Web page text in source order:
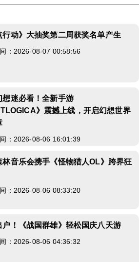
行动》大抽奖第二周获奖名单产生
：2026-08-07 00:58:56
想迷必看！全新手游
》震撼上线，开启幻想世界
：2026-08-06 16:01:39
林音乐会携手《怪物猎人OL》跨界狂
：2026-08-06 08:33:20
户！《战国群雄》轻松国庆八天游
：2026-08-06 04:36:32